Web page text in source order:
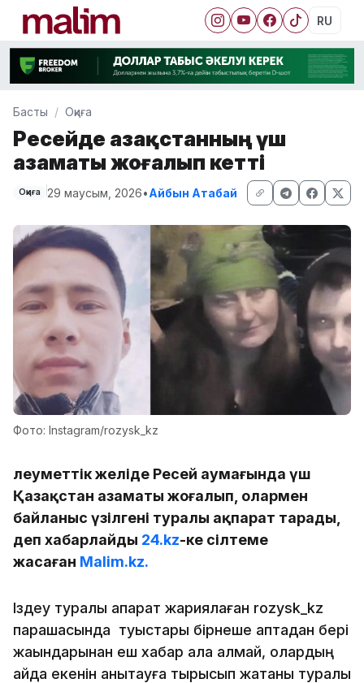
RU
Басты Оқиға
Ресейде Қазақстанның үш
азаматы жоғалып кетті
Оқиға 29 маусым, 2026•Айбын Атабай
Фото: Instagram/rozysk_kz
Әлеуметтік желіде Ресей аумағында үш
Қазақстан азаматы жоғалып, олармен
байланыс үзілгені туралы ақпарат тарады,
деп хабарлайды 24.kz-ке сілтеме
жасаған Malim.kz.
Іздеу туралы ақпарат жариялаған rozysk_kz
парақшасында туыстары бірнеше аптадан бері
жақындарынан еш хабар ала алмай, олардың
қайда екенін анықтауға тырысып жатқаны туралы